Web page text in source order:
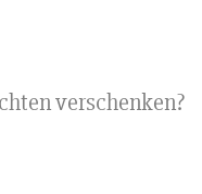
verschenken?